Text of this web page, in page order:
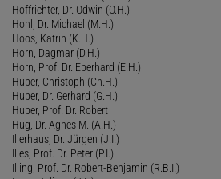
Hoffrichter, Dr. Odwin (O.H.)
Hohl, Dr. Michael (M.H.)
Hoos, Katrin (K.H.)
Horn, Dagmar (D.H.)
Horn, Prof. Dr. Eberhard (E.H.)
Huber, Christoph (Ch.H.)
Huber, Dr. Gerhard (G.H.)
Huber, Prof. Dr. Robert
Hug, Dr. Agnes M. (A.H.)
Illerhaus, Dr. Jürgen (J.I.)
Illes, Prof. Dr. Peter (P.I.)
Illing, Prof. Dr. Robert-Benjamin (R.B.I.)